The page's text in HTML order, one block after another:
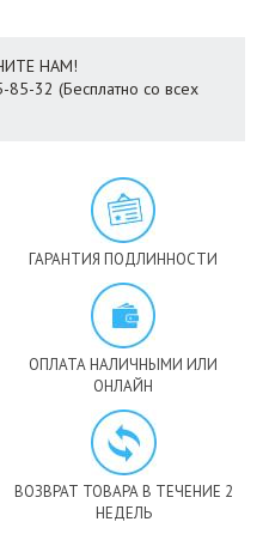
НАМ!
32 (Бесплатно со всех
ГАРАНТИЯ ПОДЛИННОСТИ
ОПЛАТА НАЛИЧНЫМИ ИЛИ
ОНЛАЙН
ВОЗВРАТ ТОВАРА В ТЕЧЕНИЕ 2
НЕДЕЛЬ